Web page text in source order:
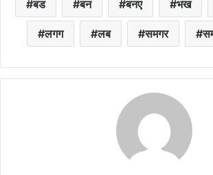
बड बन बनए भख
लगग लब समगर